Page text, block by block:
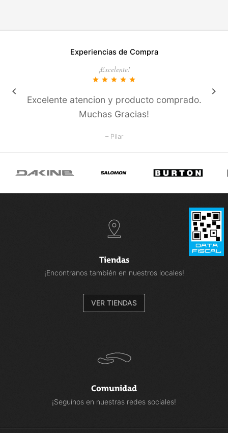
Experiencias de Compra
¡Excelente!
star star star star star
Excelente atencion y producto comprado.
Muchas Gracias!
– Pilar
keyboard_arrow_left keyboard_arrow_right
Tiendas
¡Encontranos también en nuestros locales!
VER TIENDAS
Comunidad
¡Seguínos en nuestras redes sociales!